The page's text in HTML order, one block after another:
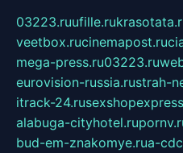
03223.ruufille.ru
veetbox.rucinemapost.ru
mega-press.ru03223.ru
eurovision-russia.rustrah-
itrack-24.ru
alabuga-cityhotel.ru
bud-em-znakomye.rua-